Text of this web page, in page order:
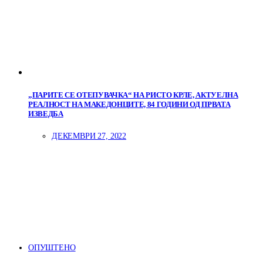
„ПАРИТЕ СЕ ОТЕПУВАЧКА“ НА РИСТО КРЛЕ, АКТУЕЛНА
РЕАЛНОСТ НА МАКЕДОНЦИТЕ, 84 ГОДИНИ ОД ПРВАТА
ИЗВЕДБА
ДЕКЕМВРИ 27, 2022
ОПУШТЕНО